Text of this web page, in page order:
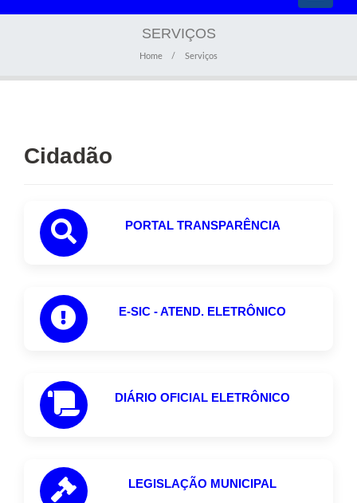
SERVIÇOS
Home Serviços
Cidadão
PORTAL TRANSPARÊNCIA
E-SIC - ATEND. ELETRÔNICO
DIÁRIO OFICIAL ELETRÔNICO
LEGISLAÇÃO MUNICIPAL